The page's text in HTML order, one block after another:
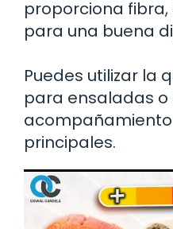
proporciona
para una buena
Puedes utilizar la
para ensaladas o
principales.